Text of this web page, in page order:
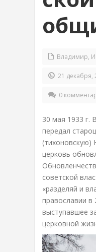
Владимир,
21 декабря,
0
30 мая 1933 г.
передал
(тихоновскую)
церковь
советской
«разделяй и
православии в
выступавшее
церковной